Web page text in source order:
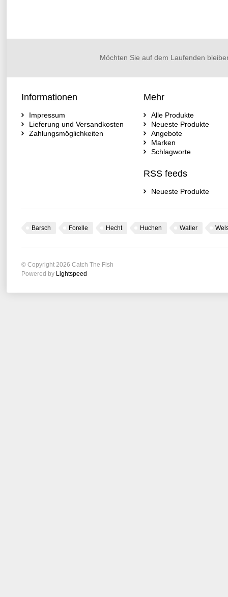
Möchten Sie auf dem Laufenden
Informationen
Impressum
Lieferung und Versandkosten
Zahlungsmöglichkeiten
Mehr
Alle Produkte
Neueste Produkte
Angebote
Marken
Schlagworte
RSS feeds
Neueste Produkte
Barsch Forelle Hecht Huchen Waller
© Copyright 2026 Catch The Fish
Powered by Lightspeed